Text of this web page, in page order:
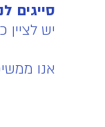
סייגים
יש
אנו